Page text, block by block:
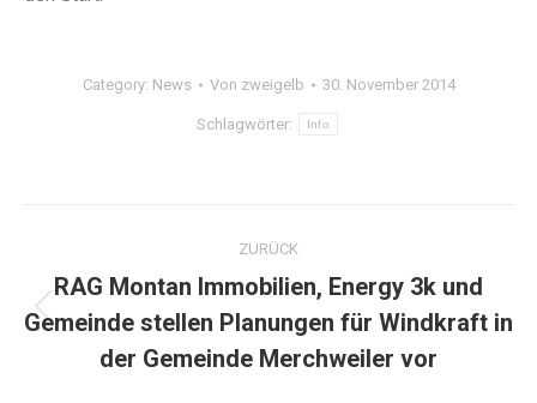
Category: News Von zweigelb 30. November 2014
Schlagwörter: Info
Kommentarnavigation
ZURÜCK
Vorheriger
Beitrag:
RAG Montan Immobilien, Energy 3k und
Gemeinde stellen Planungen für Windkraft in
der Gemeinde Merchweiler vor